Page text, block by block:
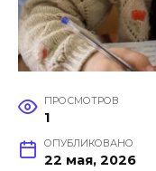
ПРОСМОТРОВ
1
ОПУБЛИКОВАНО
22 мая, 2026